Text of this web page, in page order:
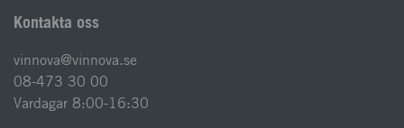
Kontakta oss
vinnova@vinnova.se
08-473 30 00
Vardagar 8:00-16:30